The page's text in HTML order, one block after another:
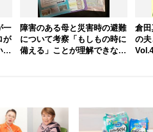
一
が
得
障害のある母と災害時の避難
について考察「もしもの時に
備える」ことが理解できない
倉
の夫